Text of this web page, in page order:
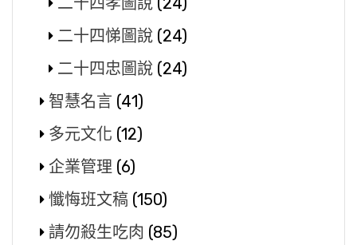
二十四悌圖說 (24)
二十四忠圖說 (24)
智慧名言 (41)
多元文化 (12)
企業管理 (6)
懺悔班文稿 (150)
請勿殺生吃肉 (85)